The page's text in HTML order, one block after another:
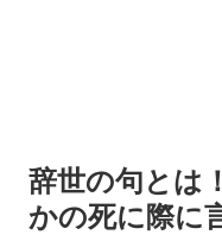
辞世の句とは
かの死に際に